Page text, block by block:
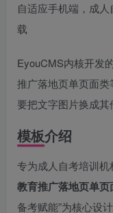
自适应手机端，成
载
EyouCMS内核开发
推广落地页单页面
要把文字图片换成其
模板介绍
专为成人自考培训
教育推广落地页单页
备考赋能”为核心设